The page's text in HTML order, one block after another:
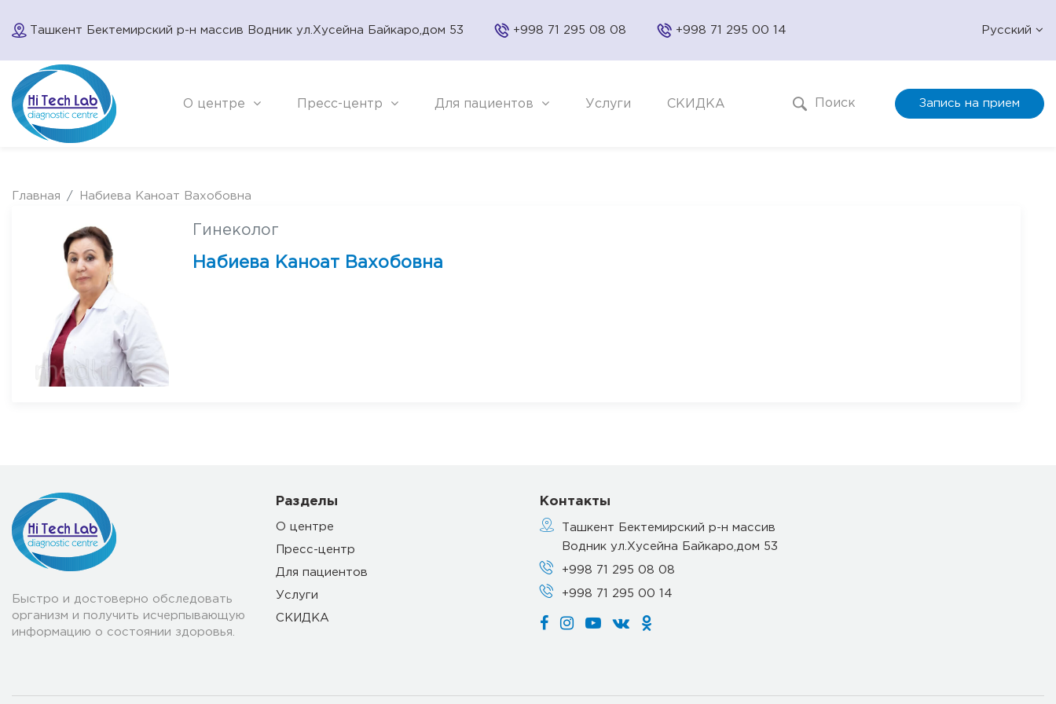
Ташкент Бектемирский р-н массив Водник ул.Хусейна Байкаро,дом 53 +998 71 295 08 08 +998 71 295 00 14 Русский
О центре Пресс-центр Для пациентов Услуги СКИДКА Поиск Запись на прием
Главная Набиева Каноат Вахобовна
Гинеколог
Набиева Каноат Вахобовна
Быстро и достоверно обследовать
организм и получить исчерпывающую
информацию о состоянии здоровья.
Разделы
О центре
Пресс-центр
Для пациентов
Услуги
СКИДКА
Контакты
Ташкент Бектемирский р-н массив
Водник ул.Хусейна Байкаро,дом 53
+998 71 295 08 08
+998 71 295 00 14